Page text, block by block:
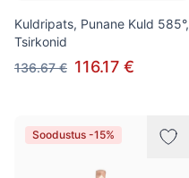
Kuldripats, Punane Kuld 585°,
Tsirkonid
136.67 € 116.17 €
Soodustus -15%